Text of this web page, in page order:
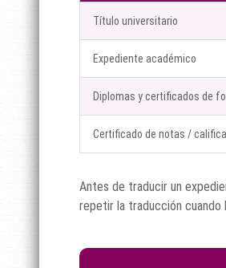
Título universitario
Expediente académico
Diplomas y certificados de
Certificado de notas /
Antes de traducir un
repetir la traducción cuando